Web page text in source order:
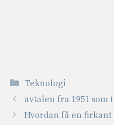
Kategorier
Teknologi
avtalen fra 1951 som
Hvordan få en